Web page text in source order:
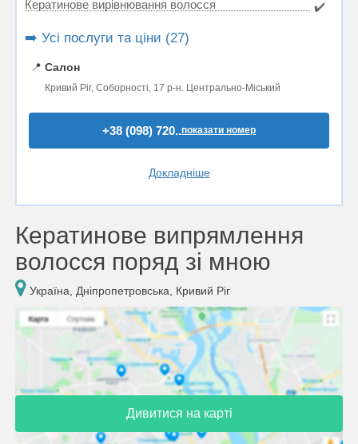
Кератинове вирівнювання волосся ✔️
➡️ Усі послуги та ціни (27)
📍 Салон
Кривий Ріг, Соборності, 17 р-н. Центрально-Міський
+38 (098) 720..показати номер
Докладніше
Кератинове випрямлення
волосся поряд зі мною
Україна, Дніпропетровська, Кривий Ріг
Дивитися на карті